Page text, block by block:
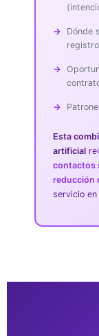
Dónde
Esta
artificial
contactos
reducción
servicio